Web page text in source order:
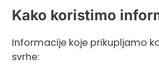
Kako koristimo
Informacije koje prikupljamo
svrhe: